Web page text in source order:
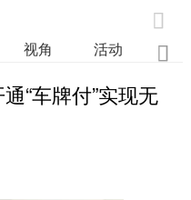

视角 活动 业

“车牌付”实现无